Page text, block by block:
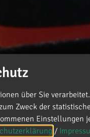
über Sie
Zweck der
Einstellungen
/